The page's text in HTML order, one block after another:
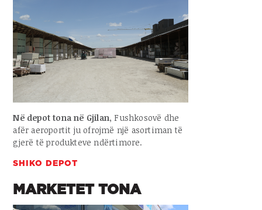
Në depot tona në Gjilan, Fushkosovë dhe
afër aeroportit ju ofrojmë një asortiman të
gjerë të produkteve ndërtimore.
SHIKO DEPOT
MARKETET TONA